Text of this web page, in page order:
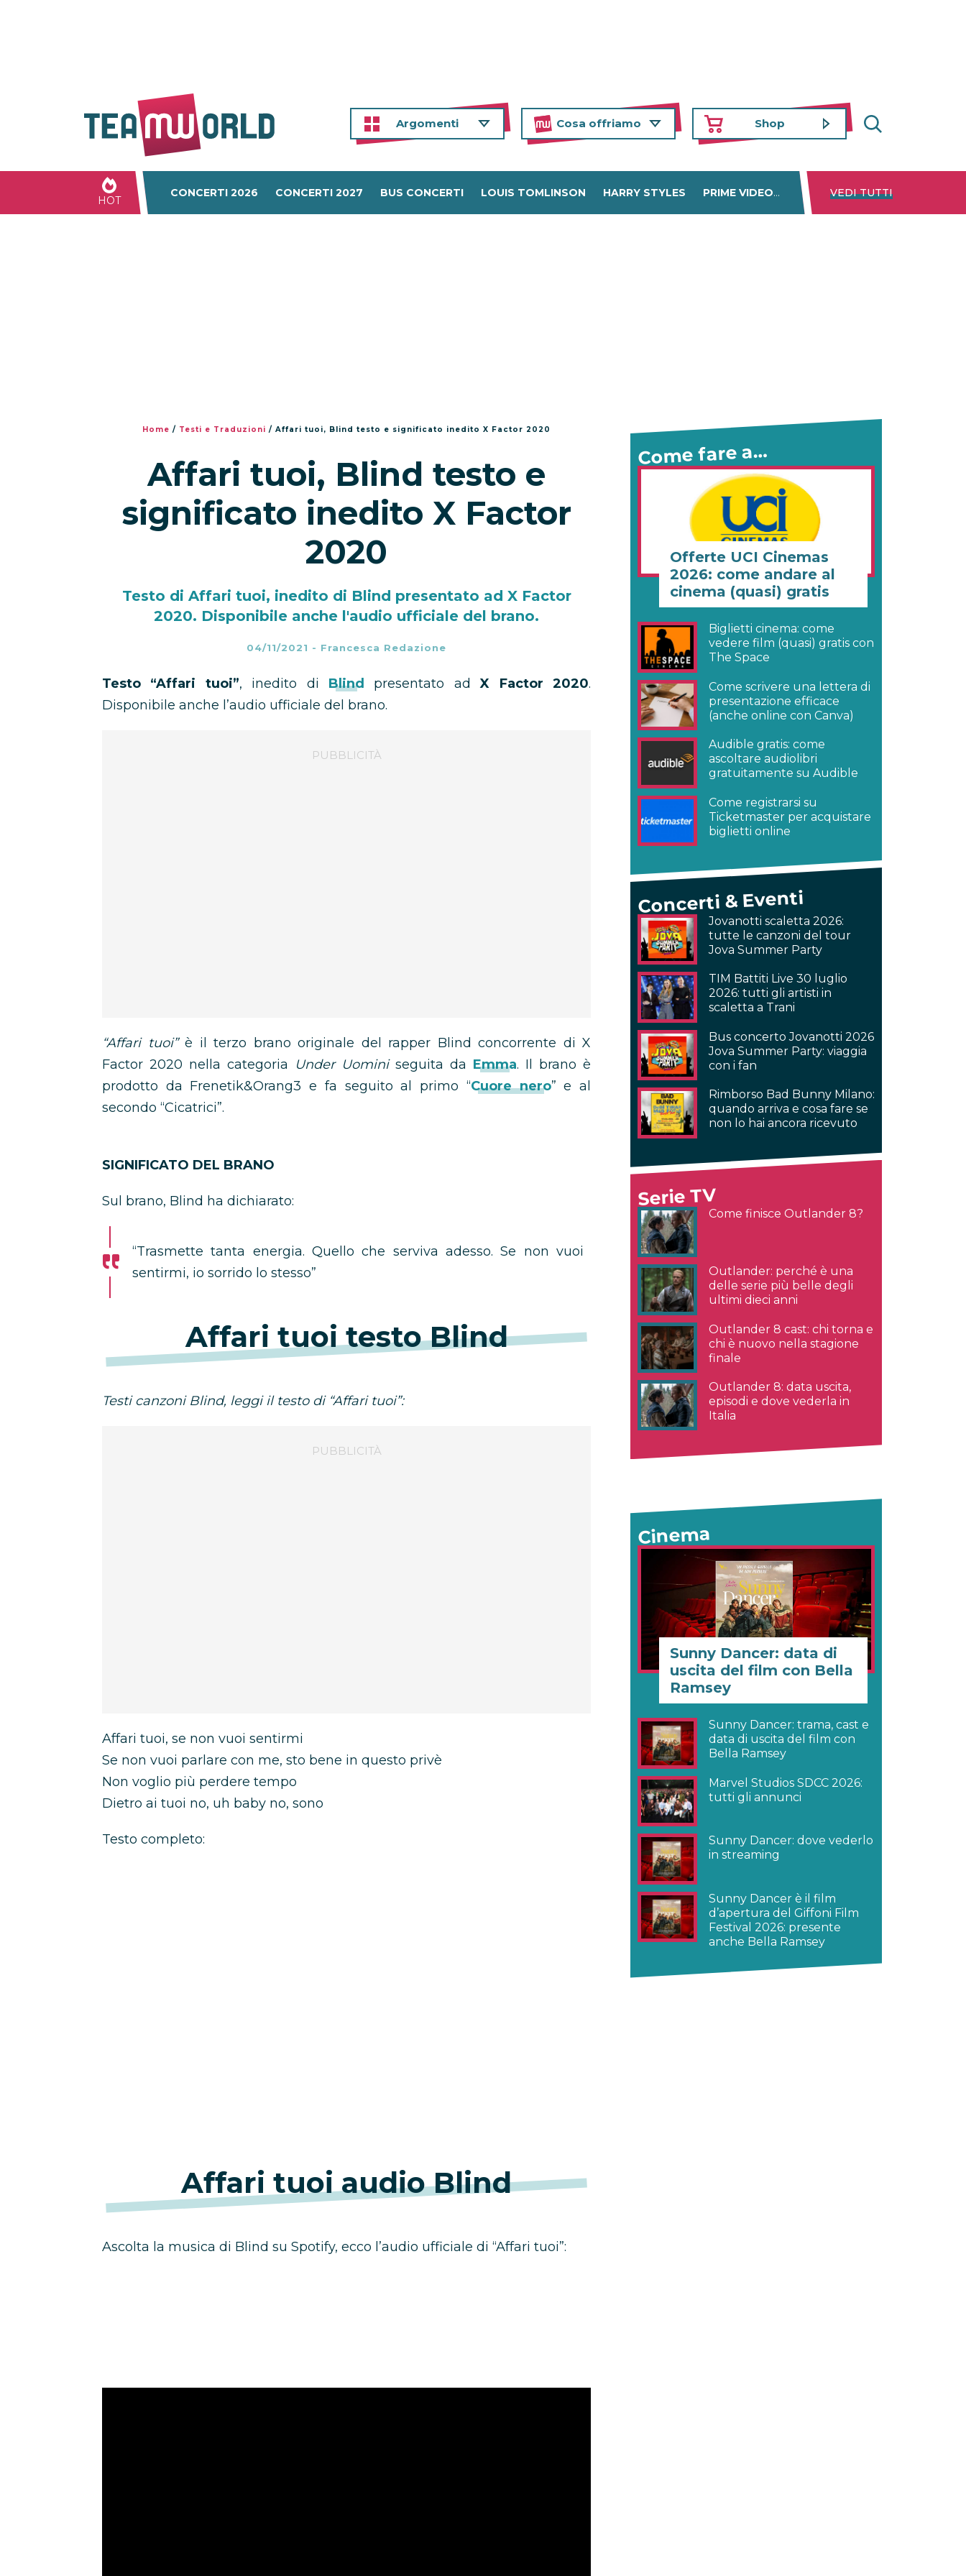
Argomenti Cosa offriamo Shop
HOT
CONCERTI 2026 CONCERTI 2027 BUS CONCERTI LOUIS TOMLINSON HARRY STYLES PRIME VIDEO DISNEY+ NETFLIX
VEDI TUTTI
Home / Testi e Traduzioni / Affari tuoi, Blind testo e significato inedito X Factor 2020
Affari tuoi, Blind testo e
significato inedito X Factor
2020
Testo di Affari tuoi, inedito di Blind presentato ad X Factor
2020. Disponibile anche l'audio ufficiale del brano.
04/11/2021 - Francesca Redazione
Testo “Affari tuoi”, inedito di Blind presentato adX Factor 2020.
Disponibile anche l’audio ufficiale del brano.
“Affari tuoi”è il terzo brano originale del rapper Blind concorrente di X
Factor 2020 nella categoria
Under Uominiseguita da Emma. Il brano è
prodotto da Frenetik&Orang3 e fa seguito al primo “Cuore nero” e al
secondo “Cicatrici”.
SIGNIFICATO DEL BRANO
Sul brano, Blind ha dichiarato:
“Trasmette tanta energia. Quello che serviva adesso. Se non vuoi
sentirmi, io sorrido lo stesso”
Affari tuoi testo Blind
Testi canzoni Blind, leggi il testo di “Affari tuoi”:
Affari tuoi, se non vuoi sentirmi
Se non vuoi parlare con me, sto bene in questo privè
Non voglio più perdere tempo
Dietro ai tuoi no, uh baby no, sono
Testo completo:
Affari tuoi audio Blind
Ascolta la musica di Blind su Spotify, ecco l’audio ufficiale di “Affari tuoi”:
Come fare a…
Offerte UCI Cinemas
2026: come andare al
cinema (quasi) gratis
Biglietti cinema: come
vedere film (quasi) gratis con
The Space
Come scrivere una lettera di
presentazione efficace
(anche online con Canva)
Audible gratis: come
ascoltare audiolibri
gratuitamente su Audible
Come registrarsi su
Ticketmaster per acquistare
biglietti online
Concerti & Eventi
Jovanotti scaletta 2026:
tutte le canzoni del tour
Jova Summer Party
TIM Battiti Live 30 luglio
2026: tutti gli artisti in
scaletta a Trani
Bus concerto Jovanotti 2026
Jova Summer Party: viaggia
con i fan
Rimborso Bad Bunny Milano:
quando arriva e cosa fare se
non lo hai ancora ricevuto
Serie TV
Come finisce Outlander 8?
Outlander: perché è una
delle serie più belle degli
ultimi dieci anni
Outlander 8 cast: chi torna e
chi è nuovo nella stagione
finale
Outlander 8: data uscita,
episodi e dove vederla in
Italia
Cinema
Sunny Dancer: data di
uscita del film con Bella
Ramsey
Sunny Dancer: trama, cast e
data di uscita del film con
Bella Ramsey
Marvel Studios SDCC 2026:
tutti gli annunci
Sunny Dancer: dove vederlo
in streaming
Sunny Dancer è il film
d’apertura del Giffoni Film
Festival 2026: presente
anche Bella Ramsey